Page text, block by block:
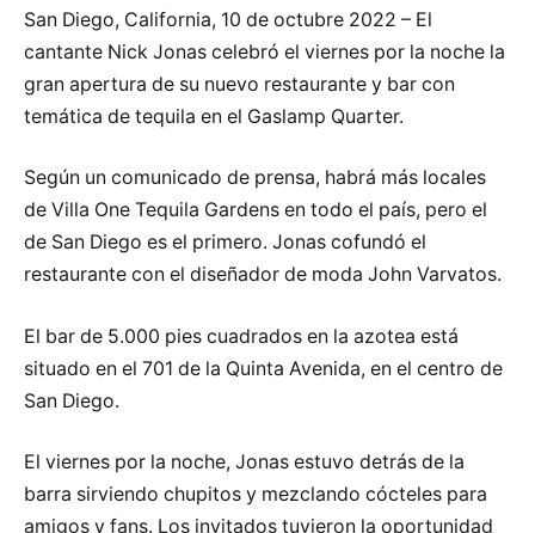
San Diego, California, 10 de octubre 2022 – El
cantante Nick Jonas celebró el viernes por la noche la
gran apertura de su nuevo restaurante y bar con
temática de tequila en el Gaslamp Quarter.
Según un comunicado de prensa, habrá más locales
de Villa One Tequila Gardens en todo el país, pero el
de San Diego es el primero. Jonas cofundó el
restaurante con el diseñador de moda John Varvatos.
El bar de 5.000 pies cuadrados en la azotea está
situado en el 701 de la Quinta Avenida, en el centro de
San Diego.
El viernes por la noche, Jonas estuvo detrás de la
barra sirviendo chupitos y mezclando cócteles para
amigos y fans. Los invitados tuvieron la oportunidad